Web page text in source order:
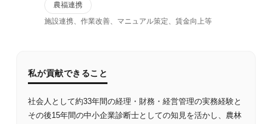
農福連携
施設連携、作業改善、マニュアル策定、賃⾦向上等
私が貢献できること
社会人として約33年間の経理・財務・経営管理の実務経験と
その後15年間の中小企業診断士としての知見を活かし、農林